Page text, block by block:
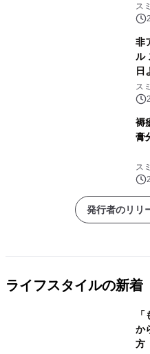
プ
ス
ン
非
ル
日
ス
ン
褥
膏
ス
ン
発行者のリリ
ライフスタイルの新着
か
方